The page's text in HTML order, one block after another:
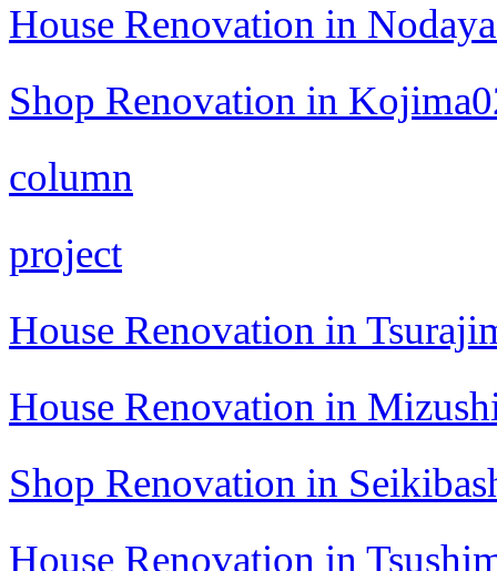
House Renovation in
Shop Renovation in
column
project
House Renovation in
House Renovation in
Shop Renovation in
House Renovation in